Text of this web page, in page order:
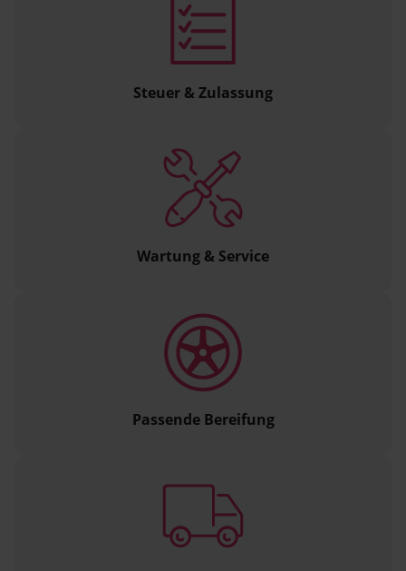
Steuer & Zulassung
Wartung & Service
Passende Bereifung